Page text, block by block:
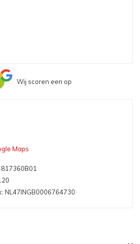
Wij scoren een op
Maps
NL47INGB0006764730